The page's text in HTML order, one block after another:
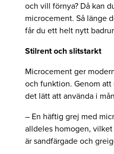
och vill förnya? Då kan
microcement. Så länge
får du ett helt nytt
Stilrent och slitstarkt
Microcement ger
och funktion. Genom att
det lätt att använda i
– En häftig grej med
alldeles homogen,
är sandfärgade och